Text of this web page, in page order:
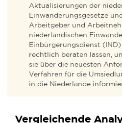
Aktualisierungen der
Einwanderungsgesetze
Arbeitgeber und
niederländischen
Einbürgerungsdienst
rechtlich beraten lassen,
sie über die neuesten
Verfahren für die
in die Niederlande
Vergleichende